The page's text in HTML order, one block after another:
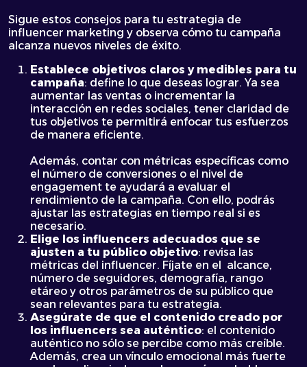
Sigue estos consejos para tu estrategia de
influencer marketing y observa cómo tu campaña
alcanza nuevos niveles de éxito.
Establece objetivos claros y medibles para tu
campaña: define lo que deseas lograr. Ya sea
aumentar las ventas o incrementar la
interacción en redes sociales, tener claridad de
tus objetivos te permitirá enfocar tus esfuerzos
de manera eficiente.
Además, contar con métricas específicas como
el número de conversiones o el nivel de
engagement te ayudará a evaluar el
rendimiento de la campaña. Con ello, podrás
ajustar las estrategias en tiempo real si es
necesario.
Elige los influencers adecuados que se
ajusten a tu público objetivo: revisa las
métricas del influencer. Fíjate en el alcance,
número de seguidores, demografía, rango
etáreo y otros parámetros de su público que
sean relevantes para tu estrategia.
Asegúrate de que el contenido creado por
los influencers sea auténtico: el contenido
auténtico no sólo se percibe como más creíble.
Además, crea un vínculo emocional más fuerte